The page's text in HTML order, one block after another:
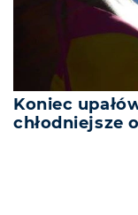
Koniec
chłodniejsze